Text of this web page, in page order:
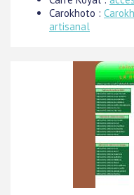
Carokhoto :
artisanal